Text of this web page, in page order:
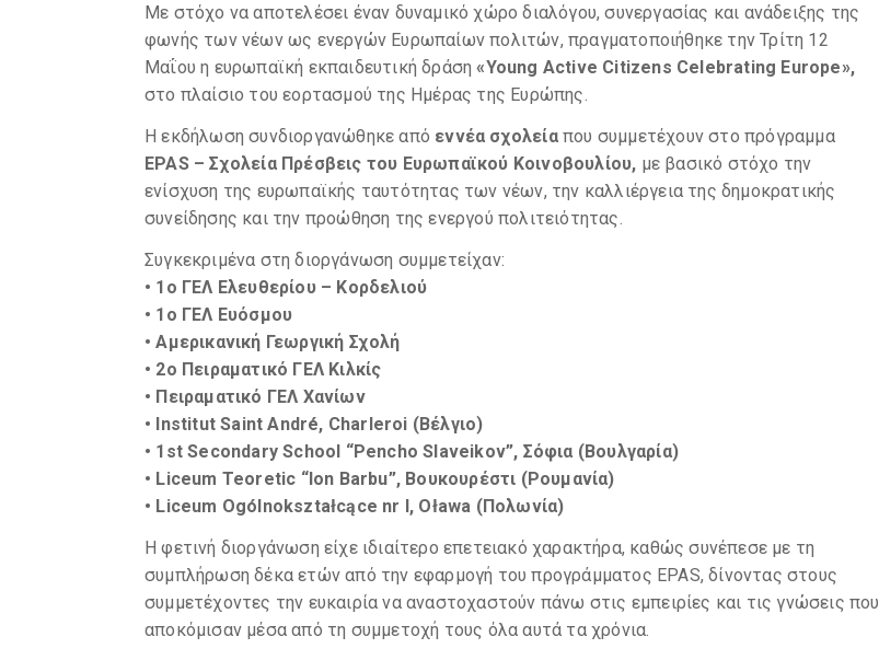
Με στόχο να αποτελέσει έναν δυναμικό χώρο διαλόγου, συνεργασίας και ανάδειξης της
φωνής των νέων ως ενεργών Ευρωπαίων πολιτών, πραγματοποιήθηκε την Τρίτη 12
Μαΐου η ευρωπαϊκή εκπαιδευτική δράση«Young Active Citizens Celebrating Europe»,
στο πλαίσιο του εορτασμού της Ημέρας της Ευρώπης.
Η εκδήλωση συνδιοργανώθηκε από εννέα σχολείαπου συμμετέχουν στο πρόγραμμα
EPAS – Σχολεία Πρέσβεις του Ευρωπαϊκού Κοινοβουλίου, με βασικό στόχο την
ενίσχυση της ευρωπαϊκής ταυτότητας των νέων, την καλλιέργεια της δημοκρατικής
συνείδησης και την προώθηση της ενεργού πολιτειότητας.
Συγκεκριμένα στη διοργάνωση συμμετείχαν:
• 1ο ΓΕΛ Ελευθερίου – Κορδελιού
• 1ο ΓΕΛ Ευόσμου
• Αμερικανική Γεωργική Σχολή
• 2ο Πειραματικό ΓΕΛ Κιλκίς
• Πειραματικό ΓΕΛ Χανίων
• Institut Saint André, Charleroi (Βέλγιο)
• 1st Secondary School “Pencho Slaveikov”, Σόφια (Βουλγαρία)
• Liceum Teoretic “Ion Barbu”, Βουκουρέστι (Ρουμανία)
• Liceum Ogólnokształcące nr I, Oława (Πολωνία)
Η φετινή διοργάνωση είχε ιδιαίτερο επετειακό χαρακτήρα, καθώς συνέπεσε με τη
συμπλήρωση δέκα ετών από την εφαρμογή του προγράμματος EPAS, δίνοντας στους
συμμετέχοντες την ευκαιρία να αναστοχαστούν πάνω στις εμπειρίες και τις γνώσεις που
αποκόμισαν μέσα από τη συμμετοχή τους όλα αυτά τα χρόνια.